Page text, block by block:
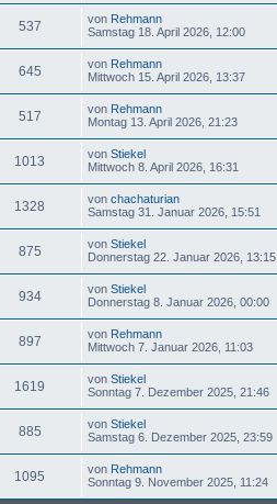
537 von Rehmann
Samstag 18. April 2026, 12:00
645 von Rehmann
Mittwoch 15. April 2026, 13:37
517 von Rehmann
Montag 13. April 2026, 21:23
1013 von Stiekel
Mittwoch 8. April 2026, 16:31
1328 von chachaturian
Samstag 31. Januar 2026, 15:51
875 von Stiekel
Donnerstag 22. Januar 2026, 13:15
934 von Stiekel
Donnerstag 8. Januar 2026, 00:00
897 von Rehmann
Mittwoch 7. Januar 2026, 11:03
1619 von Stiekel
Sonntag 7. Dezember 2025, 21:46
885 von Stiekel
Samstag 6. Dezember 2025, 23:59
1095 von Rehmann
Sonntag 9. November 2025, 11:24